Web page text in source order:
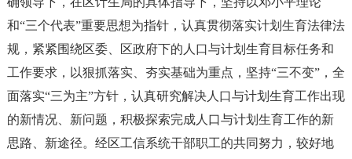
和“三个代表”重要思想为指针，认真贯彻落实计划生育法律法
规，紧紧围绕区委、区政府下的人口与计划生育目标任务和
工作要求，以狠抓落实、夯实基础为重点，坚持“三不变”，全
面落实“三为主”方针，认真研究解决人口与计划生育工作出现
的新情况、新问题，积极探索完成人口与计划生育工作的新
思路、新途径。经区工信系统干部职工的共同努力，较好地